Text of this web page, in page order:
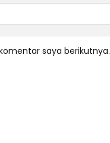
saya berikutnya.